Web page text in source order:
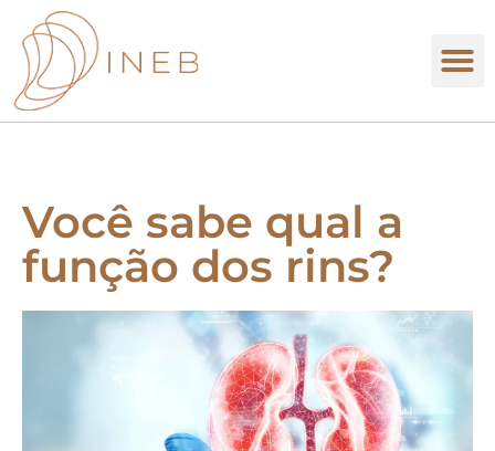
Você sabe qual a
função dos rins?